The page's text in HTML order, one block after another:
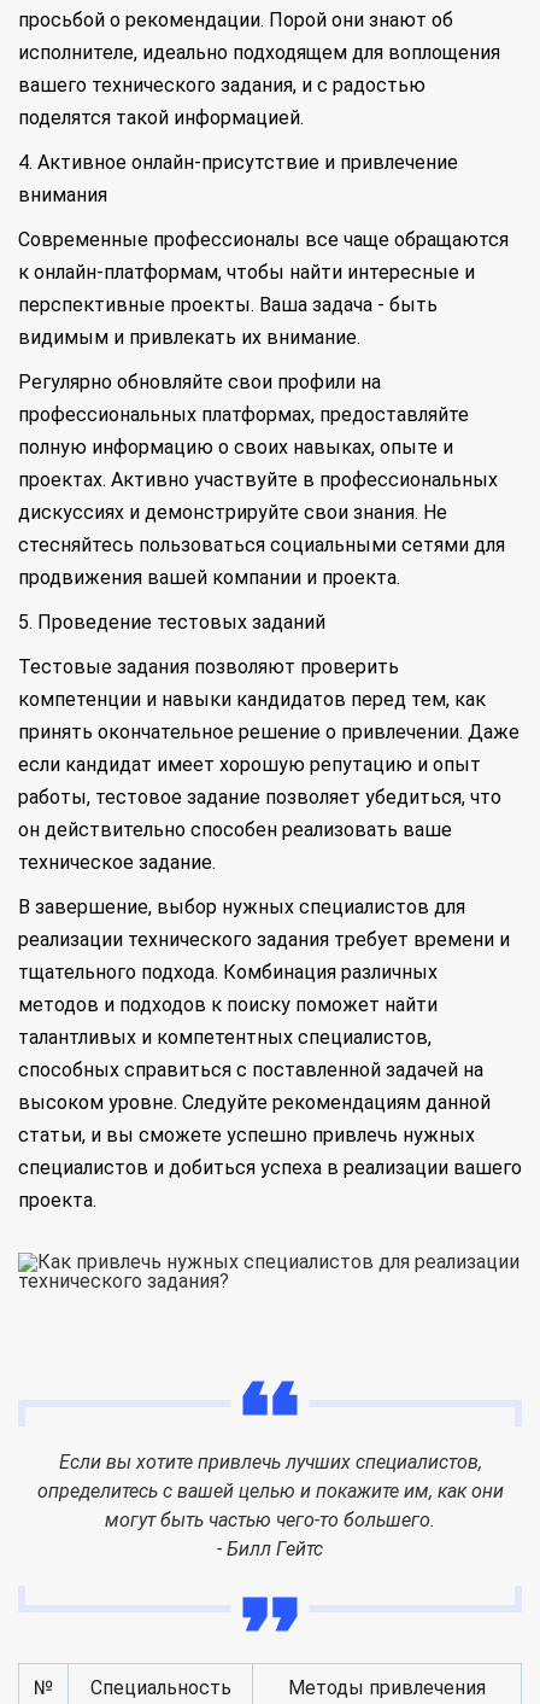
просьбой о рекомендации. Порой они знают об
исполнителе, идеально подходящем для воплощения
вашего технического задания, и с радостью
поделятся такой информацией.
4. Активное онлайн-присутствие и привлечение
внимания
Современные профессионалы все чаще обращаются
к онлайн-платформам, чтобы найти интересные и
перспективные проекты. Ваша задача - быть
видимым и привлекать их внимание.
Регулярно обновляйте свои профили на
профессиональных платформах, предоставляйте
полную информацию о своих навыках, опыте и
проектах. Активно участвуйте в профессиональных
дискуссиях и демонстрируйте свои знания. Не
стесняйтесь пользоваться социальными сетями для
продвижения вашей компании и проекта.
5. Проведение тестовых заданий
Тестовые задания позволяют проверить
компетенции и навыки кандидатов перед тем, как
принять окончательное решение о привлечении. Даже
если кандидат имеет хорошую репутацию и опыт
работы, тестовое задание позволяет убедиться, что
он действительно способен реализовать ваше
техническое задание.
В завершение, выбор нужных специалистов для
реализации технического задания требует времени и
тщательного подхода. Комбинация различных
методов и подходов к поиску поможет найти
талантливых и компетентных специалистов,
способных справиться с поставленной задачей на
высоком уровне. Следуйте рекомендациям данной
статьи, и вы сможете успешно привлечь нужных
специалистов и добиться успеха в реализации вашего
проекта.
Если вы хотите привлечь лучших специалистов,
определитесь с вашей целью и покажите им, как они
могут быть частью чего-то большего.
- Билл Гейтс
№ Специальность Методы привлечения